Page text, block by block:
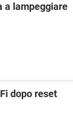
a lampeggiare
dopo reset